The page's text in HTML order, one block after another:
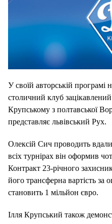
У своїй авторській
столичний клуб
Крупському з полтавської
представляє львівський Рух.
Олексій Сич проводить
всіх турнірах він оформив
Контракт 23-річного
його трансферна вартість за
становить 1 мільйон євро.
Ілля Крупський також